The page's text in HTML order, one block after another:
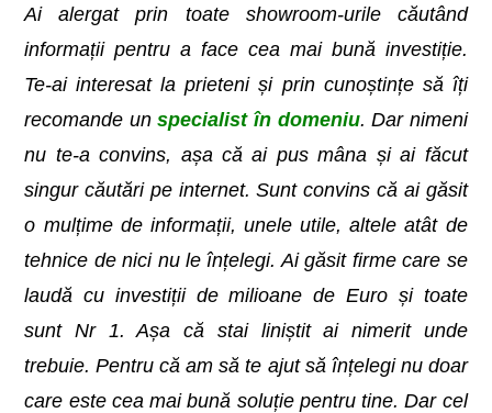
Ai alergat prin toate showroom-urile căutând
informații pentru a face cea mai bună investiție.
Te-ai interesat la prieteni și prin cunoștințe să îți
recomande unspecialist în domeniu. Dar nimeni
nu te-a convins, așa că ai pus mâna și ai făcut
singur căutări pe internet. Sunt convins că ai găsit
o mulțime de informații, unele utile, altele atât de
tehnice de nici nu le înțelegi. Ai găsit firme care se
laudă cu investiții de milioane de Euro și toate
sunt Nr 1. Așa că stai liniștit ai nimerit unde
trebuie. Pentru că am să te ajut să înțelegi nu doar
care este cea mai bună soluție pentru tine. Dar cel